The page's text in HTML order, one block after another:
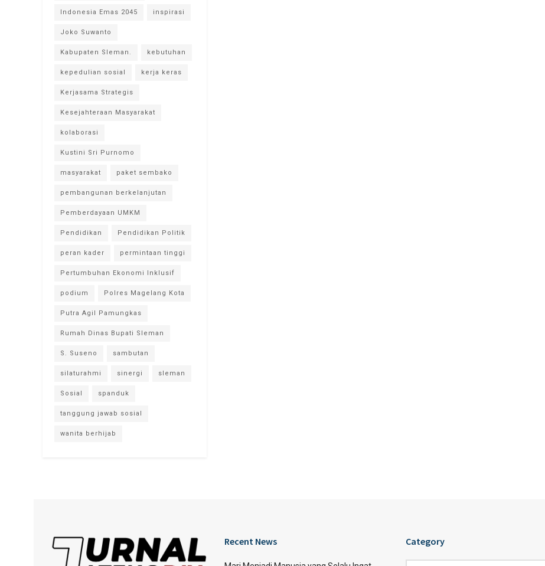
Indonesia Emas 2045 inspirasi
Joko Suwanto
Kabupaten Sleman. kebutuhan
kepedulian sosial kerja keras
Kerjasama Strategis
Kesejahteraan Masyarakat
kolaborasi
Kustini Sri Purnomo
masyarakat paket sembako
pembangunan berkelanjutan
Pemberdayaan UMKM
Pendidikan Pendidikan Politik
peran kader permintaan tinggi
Pertumbuhan Ekonomi Inklusif
podium Polres Magelang Kota
Putra Agil Pamungkas
Rumah Dinas Bupati Sleman
S. Suseno sambutan
silaturahmi sinergi sleman
Sosial spanduk
tanggung jawab sosial
wanita berhijab
Recent News Category